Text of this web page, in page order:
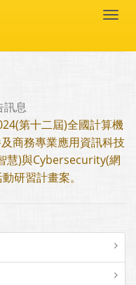
訊息
第十二屆)全國計算機
商務專業應用資訊科技
慧)與Cybersecurity(網
研習計畫案。